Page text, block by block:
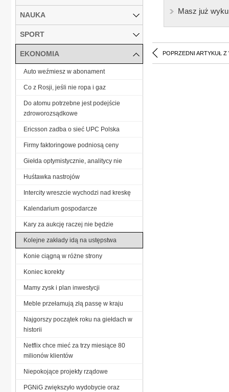
Masz już
POPRZEDNI ARTYKUŁ Z
NAUKA
SPORT
EKONOMIA
Auto weźmiesz w abonament
Co z Rosji, jeśli nie ropa i gaz
Do atomu potrzebne jest podejście
zdroworozsądkowe
Ericsson zadba o sieć UPC Polska
Firmy faktoringowe podniosą ceny
Giełda optymistycznie, analitycy nie
Huśtawka nastrojów
Intercity wreszcie wychodzi nad kreskę
Kalendarium gospodarcze
Kary za aukcję raczej nie będzie
Kolejne zakłady idą na ustępstwa
Konie ciągną w różne strony
Koniec korekty
Mamy zysk i plan inwestycji
Meble przełamują złą passę w kraju
Najgorszy początek roku na giełdach w
historii
Netflix chce mieć za trzy miesiące 80
milionów klientów
Niepokojące projekty rządowe
PGNiG zwiększyło wydobycie oraz